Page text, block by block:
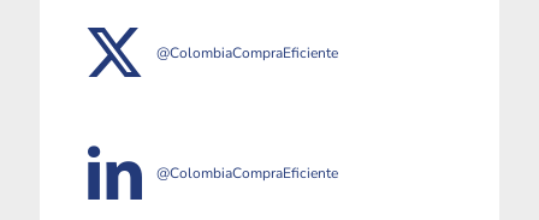
@ColombiaCompraEficiente
@ColombiaCompraEficiente